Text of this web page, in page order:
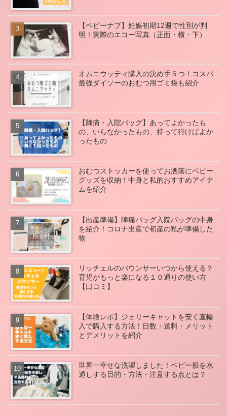
【ベビーナブ】妊娠初期12週で性別が判
明！実際のエコー写真（正面・横・下）
オムニウッティ購入の決め手５つ！コスパ
最強ダイソーのおむつ用ゴミ袋も紹介
【陣痛・入院バッグ】あってよかったも
の、いらなかったもの、持って行けばよか
ったもの
おむつストッカーを使ってお洒落にベビー
グッズを収納！中身と私的おすすめアイテ
ムを紹介
【出産準備】陣痛バッグ入院バッグの中身
を紹介！コロナ出産で初産の私が準備した
物
リッチェルのバウンサーいつから使える？
育児がもっと楽になる１０通りの使い方
【口コミ】
【体験レポ】ジェリーキャットを安く直輸
入で購入する方法！日数・送料・メリット
とデメリットを紹介
世界一幸せな洗濯しました！ベビー服を水
通しする目的・方法・注意する点とは？